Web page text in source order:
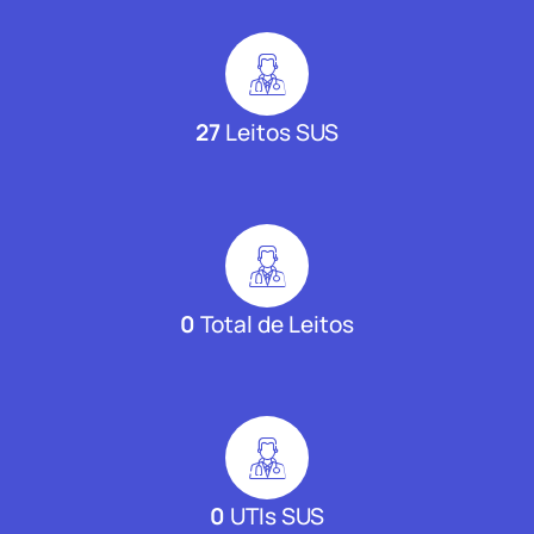
27Leitos SUS
0Total de Leitos
0 UTIs SUS